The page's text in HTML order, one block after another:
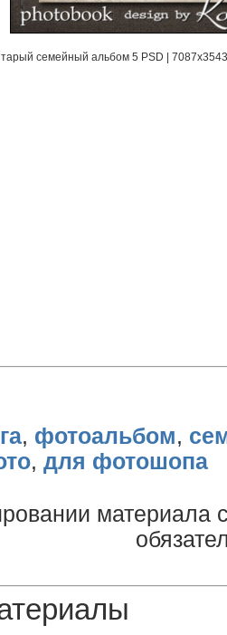
семейный альбом 5 PSD |
, фотоальбом,
, для фотошопа
материала